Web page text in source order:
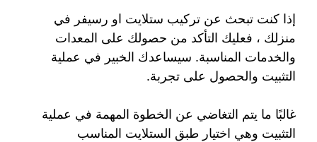
إذا كنت تبحث عن تركيب ستلايت او رسيفر في
منزلك ، فعليك التأكد من حصولك على المعدات
والخدمات المناسبة. سيساعدك الخبير في عملية
التثبيت والحصول على تجربة.
غالبًا ما يتم التغاضي عن الخطوة المهمة في عملية
التثبيت وهي اختيار طبق الستلايت المناسب